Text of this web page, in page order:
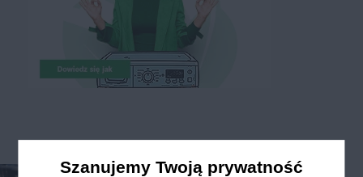
Szanujemy Twoją prywatność